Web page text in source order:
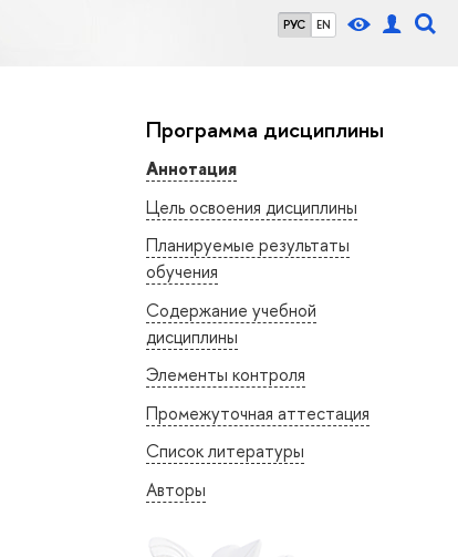
РУС EN
Программа дисциплины
Аннотация
Цель освоения дисциплины
Планируемые результаты
обучения
Содержание учебной
дисциплины
Элементы контроля
Промежуточная аттестация
Список литературы
Авторы